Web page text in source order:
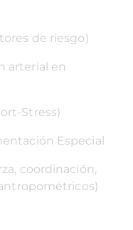
de riesgo)
arterial en
Stress)
Especial
coordinación,